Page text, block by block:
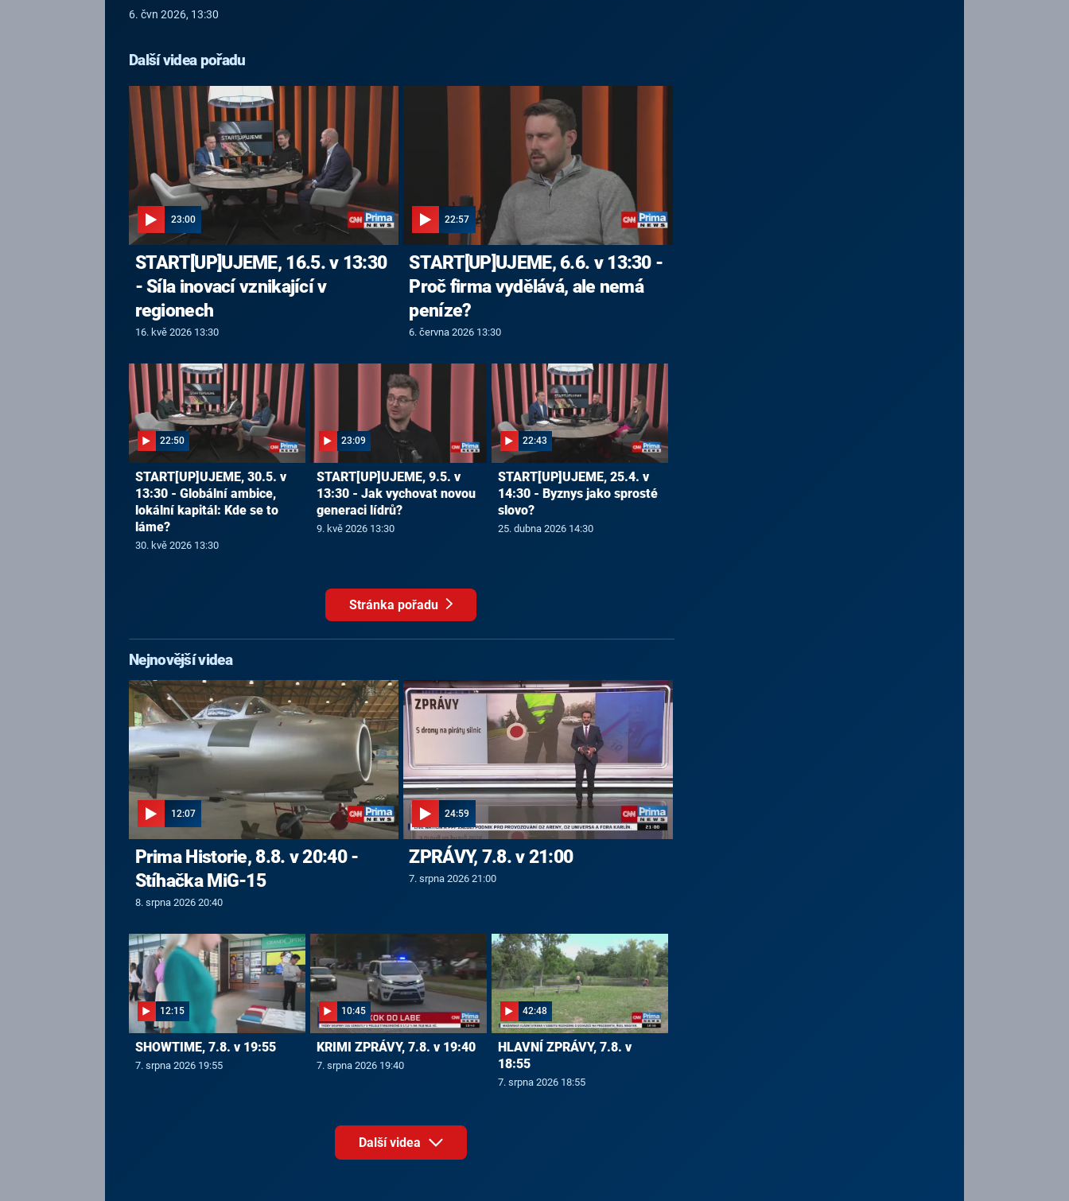
6. čvn 2026, 13:30
Další videa pořadu
23:00
START[UP]UJEME, 16.5. v 13:30
- Síla inovací vznikající v
regionech
16. kvě 2026 13:30
22:57
START[UP]UJEME, 6.6. v 13:30 -
Proč firma vydělává, ale nemá
peníze?
6. června 2026 13:30
22:50
START[UP]UJEME, 30.5. v
13:30 - Globální ambice,
lokální kapitál: Kde se to
láme?
30. kvě 2026 13:30
23:09
START[UP]UJEME, 9.5. v
13:30 - Jak vychovat novou
generaci lídrů?
9. kvě 2026 13:30
22:43
START[UP]UJEME, 25.4. v
14:30 - Byznys jako sprosté
slovo?
25. dubna 2026 14:30
Stránka pořadu
Nejnovější videa
12:07
Prima Historie, 8.8. v 20:40 -
Stíhačka MiG-15
8. srpna 2026 20:40
24:59
ZPRÁVY, 7.8. v 21:00
7. srpna 2026 21:00
12:15
SHOWTIME, 7.8. v 19:55
7. srpna 2026 19:55
10:45
KRIMI ZPRÁVY, 7.8. v 19:40
7. srpna 2026 19:40
42:48
HLAVNÍ ZPRÁVY, 7.8. v
18:55
7. srpna 2026 18:55
Další videa